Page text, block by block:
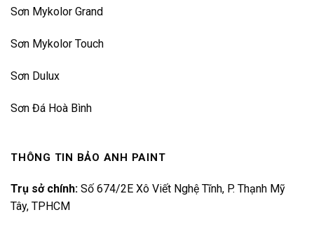
Sơn Mykolor Grand
Sơn Mykolor Touch
Sơn Dulux
Sơn Đá Hoà Bình
THÔNG TIN BẢO ANH PAINT
Trụ sở chính: Số 674/2E Xô Viết Nghệ Tĩnh, P. Thạnh Mỹ
Tây, TPHCM